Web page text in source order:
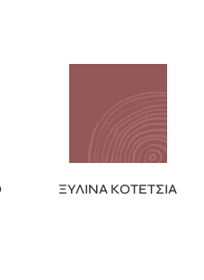
ΞΥΛΙΝΑ ΚΟΤΕΤΣΙΑ